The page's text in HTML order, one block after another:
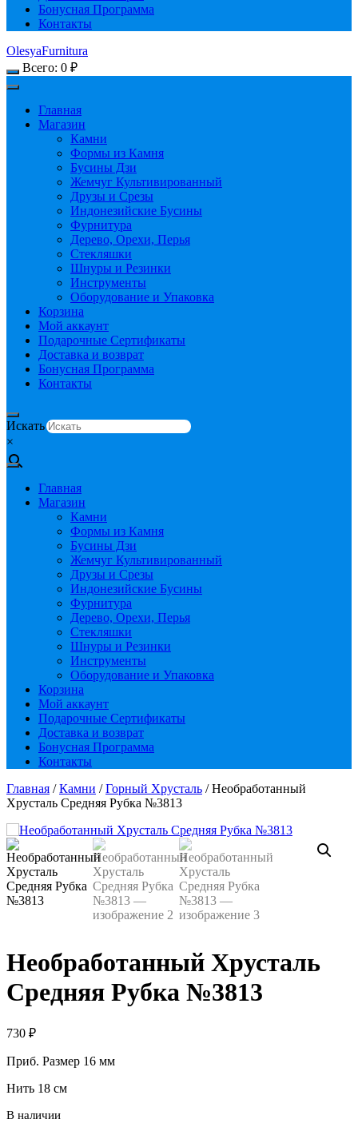
Бонусная Программа
Контакты
OlesyaFurnitura
Всего: 0 ₽
Главная
Магазин
Камни
Формы из Камня
Бусины Дзи
Жемчуг Культивированный
Друзы и Срезы
Индонезийские Бусины
Фурнитура
Дерево, Орехи, Перья
Стекляшки
Шнуры и Резинки
Инструменты
Оборудование и Упаковка
Корзина
Мой аккаунт
Подарочные Сертификаты
Доставка и возврат
Бонусная Программа
Контакты
Искать
×
Главная
Магазин
Камни
Формы из Камня
Бусины Дзи
Жемчуг Культивированный
Друзы и Срезы
Индонезийские Бусины
Фурнитура
Дерево, Орехи, Перья
Стекляшки
Шнуры и Резинки
Инструменты
Оборудование и Упаковка
Корзина
Мой аккаунт
Подарочные Сертификаты
Доставка и возврат
Бонусная Программа
Контакты
Главная /Камни /Горный Хрусталь / Необработанный
Хрусталь Средняя Рубка №3813
Необработанный Хрусталь
Средняя Рубка №3813
730 ₽
Приб. Размер 16 мм
Нить 18 см
В наличии